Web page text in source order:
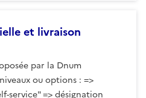
et livraison
par la Dnum
ou options : =>
service" => désignation